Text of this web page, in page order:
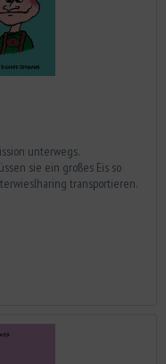
unterwegs.
sie ein großes Eis so
transportieren.